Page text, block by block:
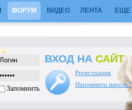
ФОРУМ ВИДЕО ЛЕНТА ЕЩЕ
Запомнить
ВХОД НА САЙТ
Регистрация
Напомнить пароль?